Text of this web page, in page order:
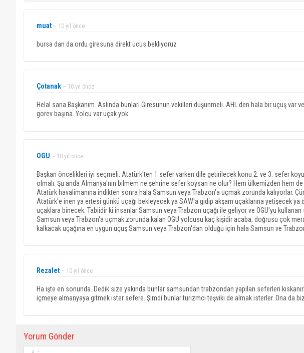
muat ~ 10 yıl önce
bursa dan da ordu giresuna direkt ucus bekliyoruz
Çotanak ~ 10 yıl önce
Helal sana Başkanım. Aslında bunları Giresunun vekilleri düşünmeli. AHL den hala bir uçuş var
görev başına. Yolcu var uçak yok.
OGU ~ 10 yıl önce
Başkan öncelikleri iyi seçmeli. Atatürk'ten 1 sefer varken dile getirilecek konu 2. ve 3. sefer
olmalı. Şu anda Almanya'nın bilmem ne şehrine sefer koysan ne olur? Hem ülkemizden hem
Atatürk havalimanına indikten sonra hala Samsun veya Trabzon'a uçmak zorunda kalıyorlar.
Atatürk'e inen ya ertesi günkü uçağı bekleyecek ya SAW'a gidip akşam uçaklarına yetişecek
uçaklara binecek. Tabiidir ki insanlar Samsun veya Trabzon uçağı ile geliyor ve OGU'yu
Samsun veya Trabzon'a uçmak zorunda kalan OGU yolcusu kaç kişidir acaba, doğrusu çok
kalkacak uçağına en uygun uçuş Samsun veya Trabzon'dan olduğu için hala Samsun ve
Rezalet ~ 10 yıl önce
Ha işte en sonunda. Dedik size yakında bunlar samsundan trabzondan yapilan seferleri
içmeye almanyaya gitmek ister sefere. Şimdi bunlar turizmci teşviki de almak isterler. Ona da
Yorum Gönder